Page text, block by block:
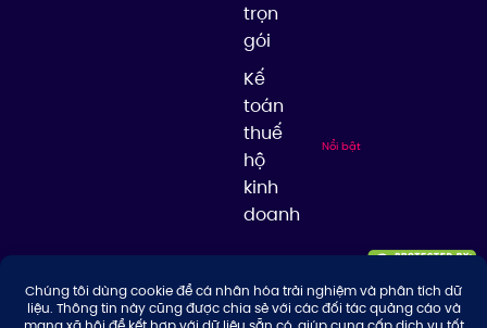
trọn
gói
Kế
toán
thuế
hộ
kinh
doanh
Nổi bật